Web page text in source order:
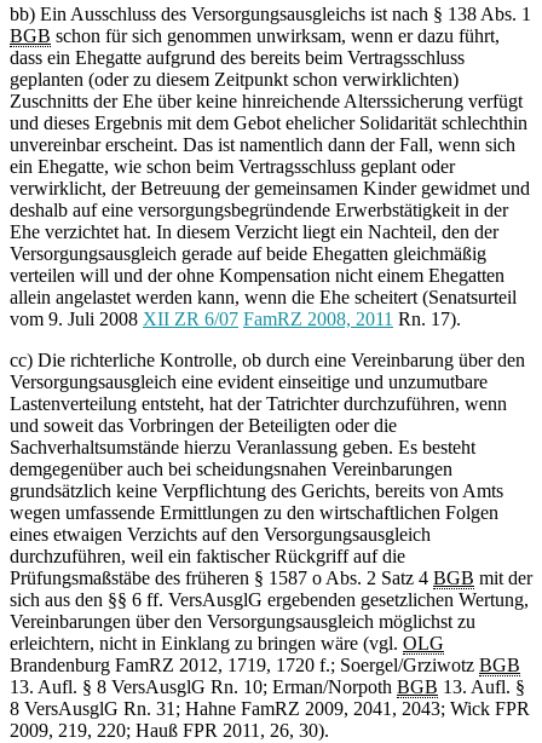
bb) Ein Ausschluss des Versorgungsausgleichs ist nach § 138 Abs. 1
BGB schon für sich genommen unwirksam, wenn er dazu führt,
dass ein Ehegatte aufgrund des bereits beim Vertragsschluss
geplanten (oder zu diesem Zeitpunkt schon verwirklichten)
Zuschnitts der Ehe über keine hinreichende Alterssicherung verfügt
und dieses Ergebnis mit dem Gebot ehelicher Solidarität schlechthin
unvereinbar erscheint. Das ist namentlich dann der Fall, wenn sich
ein Ehegatte, wie schon beim Vertragsschluss geplant oder
verwirklicht, der Betreuung der gemeinsamen Kinder gewidmet und
deshalb auf eine versorgungsbegründende Erwerbstätigkeit in der
Ehe verzichtet hat. In diesem Verzicht liegt ein Nachteil, den der
Versorgungsausgleich gerade auf beide Ehegatten gleichmäßig
verteilen will und der ohne Kompensation nicht einem Ehegatten
allein angelastet werden kann, wenn die Ehe scheitert (Senatsurteil
vom 9. Juli 2008 XII ZR 6/07 FamRZ 2008, 2011 Rn. 17).
cc) Die richterliche Kontrolle, ob durch eine Vereinbarung über den
Versorgungsausgleich eine evident einseitige und unzumutbare
Lastenverteilung entsteht, hat der Tatrichter durchzuführen, wenn
und soweit das Vorbringen der Beteiligten oder die
Sachverhaltsumstände hierzu Veranlassung geben. Es besteht
demgegenüber auch bei scheidungsnahen Vereinbarungen
grundsätzlich keine Verpflichtung des Gerichts, bereits von Amts
wegen umfassende Ermittlungen zu den wirtschaftlichen Folgen
eines etwaigen Verzichts auf den Versorgungsausgleich
durchzuführen, weil ein faktischer Rückgriff auf die
Prüfungsmaßstäbe des früheren § 1587 o Abs. 2 Satz 4 BGB mit der
sich aus den §§ 6 ff. VersAusglG ergebenden gesetzlichen Wertung,
Vereinbarungen über den Versorgungsausgleich möglichst zu
erleichtern, nicht in Einklang zu bringen wäre (vgl. OLG
Brandenburg FamRZ 2012, 1719, 1720 f.; Soergel/Grziwotz BGB
13. Aufl. § 8 VersAusglG Rn. 10; Erman/Norpoth BGB 13. Aufl. §
8 VersAusglG Rn. 31; Hahne FamRZ 2009, 2041, 2043; Wick FPR
2009, 219, 220; Hauß FPR 2011, 26, 30).